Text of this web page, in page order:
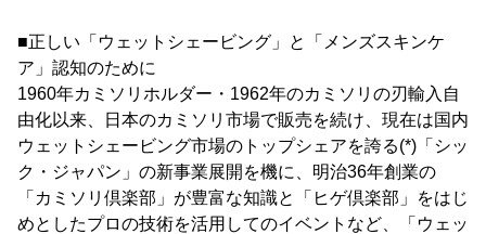
■正しい「ウェットシェービング」と「メンズスキンケ
ア」認知のために
1960年カミソリホルダー・1962年のカミソリの刃輸入自
由化以来、日本のカミソリ市場で販売を続け、現在は国内
ウェットシェービング市場のトップシェアを誇る(*)「シッ
ク・ジャパン」の新事業展開を機に、明治36年創業の
「カミソリ倶楽部」が豊富な知識と「ヒゲ倶楽部」をはじ
めとしたプロの技術を活用してのイベントなど、「ウェッ